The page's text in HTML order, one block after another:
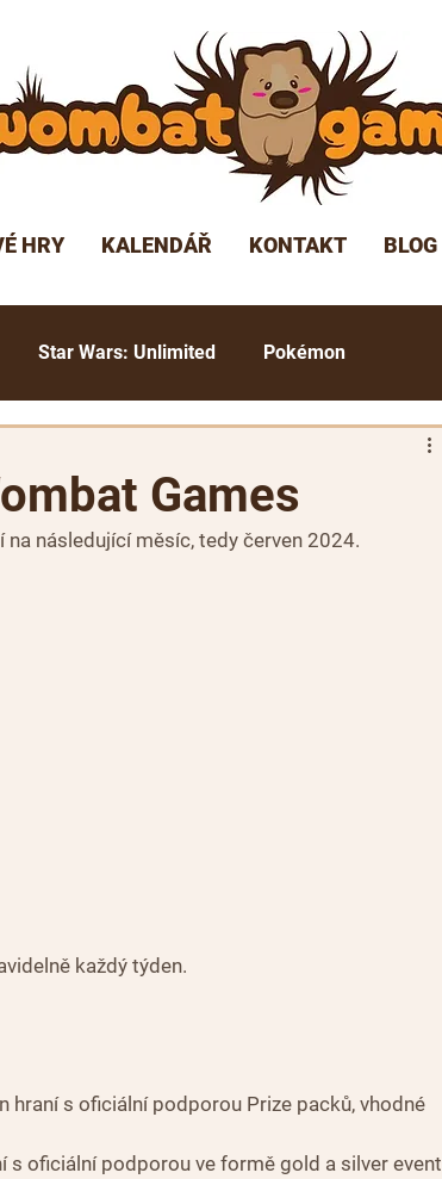
HRY KALENDÁŘ KONTAKT BLOG
Star Wars: Unlimited Pokémon
Games
následující měsíc, tedy červen 2024.
každý týden.
hraní s oficiální podporou Prize packů, vhodné
s oficiální podporou ve formě gold a silver event